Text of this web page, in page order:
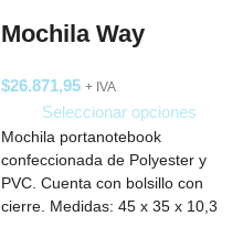
Mochila Way
$26.871,95 + IVA
Seleccionar opciones
Mochila portanotebook
confeccionada de Polyester y
PVC. Cuenta con bolsillo con
cierre. Medidas: 45 x 35 x 10,3